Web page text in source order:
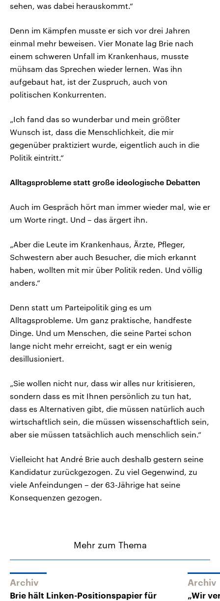
sehen, was dabei herauskommt.“
Denn im Kämpfen musste er sich vor drei Jahren
einmal mehr beweisen. Vier Monate lag Brie nach
einem schweren Unfall im Krankenhaus, musste
mühsam das Sprechen wieder lernen. Was ihn
aufgebaut hat, ist der Zuspruch, auch von
politischen Konkurrenten.
„Ich fand das so wunderbar und mein größter
Wunsch ist, dass die Menschlichkeit, die mir
gegenüber praktiziert wurde, eigentlich auch in die
Politik eintritt.“
Alltagsprobleme statt große ideologische Debatten
Auch im Gespräch hört man immer wieder mal, wie er
um Worte ringt. Und – das ärgert ihn.
„Aber die Leute im Krankenhaus, Ärzte, Pfleger,
Schwestern aber auch Besucher, die mich erkannt
haben, wollten mit mir über Politik reden. Und völlig
anders.“
Denn statt um Parteipolitik ging es um
Alltagsprobleme. Um ganz praktische, handfeste
Dinge. Und um Menschen, die seine Partei schon
lange nicht mehr erreicht, sagt er ein wenig
desillusioniert.
„Sie wollen nicht nur, dass wir alles nur kritisieren,
sondern dass es mit Ihnen persönlich zu tun hat,
dass es Alternativen gibt, die müssen natürlich auch
wirtschaftlich sein, die müssen wissenschaftlich sein,
aber sie müssen tatsächlich auch menschlich sein.“
Vielleicht hat André Brie auch deshalb gestern seine
Kandidatur zurückgezogen. Zu viel Gegenwind, zu
viele Anfeindungen – der 63-Jährige hat seine
Konsequenzen gezogen.
Mehr zum Thema
Archiv
Brie hält Linken-Positionspapier für
Archiv
„Wir